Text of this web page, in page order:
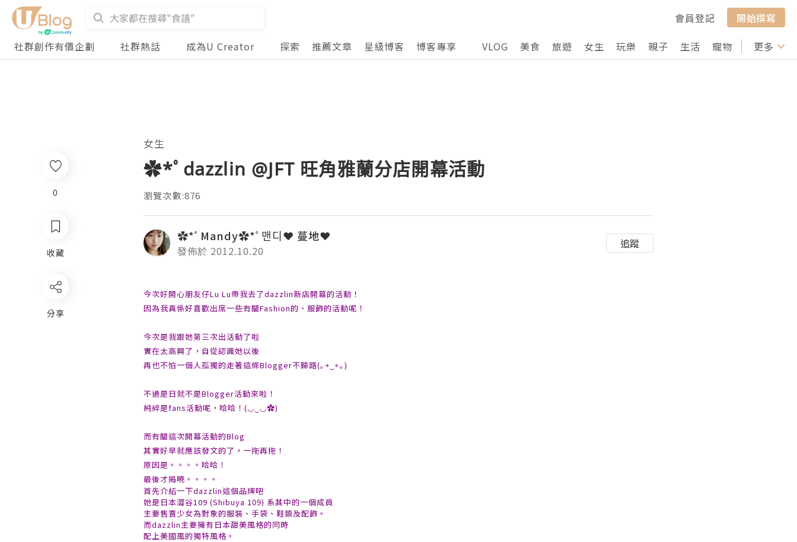
會員登記
開始撰寫
社群創作有價企劃
社群熱話 成為U Creator 探索 推薦文章 星級博客 博客專享 VLOG 美食 旅遊 女生 玩樂 親子 生活 寵物 行山 打卡
更多
0
收藏
分享
女生
✿*ﾟdazzlin @JFT 旺角雅蘭分店開幕活動
瀏覽次數:876
✿*ﾟMandy✿*ﾟ맨디❤ 蔓地❤
發佈於 2012.10.20
追蹤
今次好開心朋友仔Lu Lu帶我去了dazzlin新店開幕的活動！
因為我真係好喜歡出席一些有關Fashion的、服飾的活動呢！
今次是我跟她第三次出活動了啦
實在太高興了，自從認識她以後
再也不怕一個人孤獨的走著這條Blogger不歸路(｡￫‿￩｡)
不過是日就不是Blogger活動來啦！
純綷是fans活動呢，哈哈！(◡‿◡✿)
而有關這次開幕活動的Blog
其實好早就應該發文的了，一拖再拖！
原因是。。。。哈哈！
最後才揭曉。。。。
首先介紹一下dazzlin這個品牌吧
她是日本澀谷109 (Shibuya 109) 系其中的一個成員
主要售賣少女為對象的服裝、手袋、鞋類及配飾。
而dazzlin主要擁有日本甜美風格的同時
配上美國風的獨特風格。